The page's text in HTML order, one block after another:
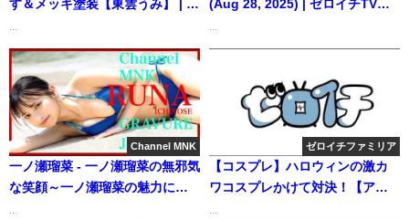
す＆メッキ塗装【東雲うみ】 | う
より
(Aug 28, 2025) | ゼロイチTVさ
Channel MNK
一ノ瀬瑠菜 - 一ノ瀬瑠菜の無邪気
な笑顔～一ノ瀬瑠菜の魅力に迫
ゼロイチファミリア
【コスプレ】ハロウィンの激カ
ワコスプレかけて対決！【アイ